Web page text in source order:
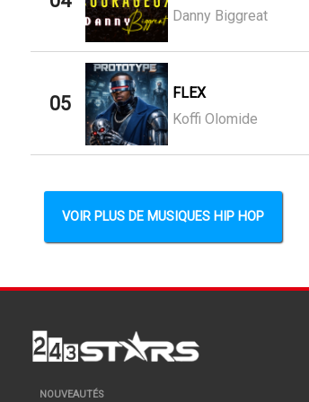
Danny Biggreat
05
FLEX
Koffi Olomide
VOIR PLUS DE MUSIQUES HIP HOP
NOUVEAUTÉS